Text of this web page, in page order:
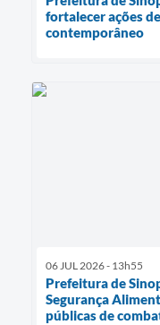
fortalecer ações
contemporâneo
06 JUL 2026 - 13h55
Prefeitura de
Segurança
públicas de